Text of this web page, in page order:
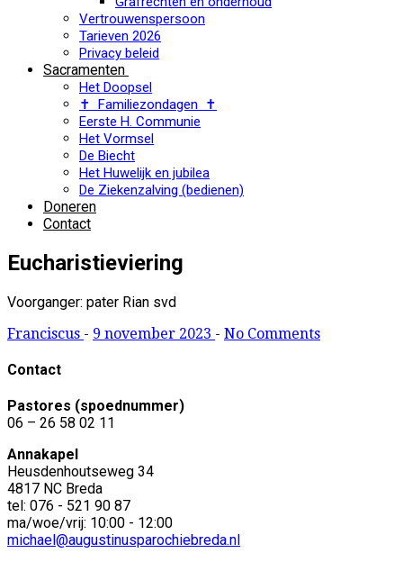
Vertrouwenspersoon
Tarieven 2026
Privacy beleid
Sacramenten
Het Doopsel
✝ Familiezondagen ✝
Eerste H. Communie
Het Vormsel
De Biecht
Het Huwelijk en jubilea
De Ziekenzalving (bedienen)
Doneren
Contact
Eucharistieviering
Voorganger: pater Rian svd
Franciscus - 9 november 2023 - No Comments
Contact
Pastores (spoednummer)
06 – 26 58 02 11
Annakapel
Heusdenhoutseweg 34
4817 NC Breda
tel: 076 - 521 90 87
ma/woe/vrij: 10:00 - 12:00
michael@augustinusparochiebreda.nl